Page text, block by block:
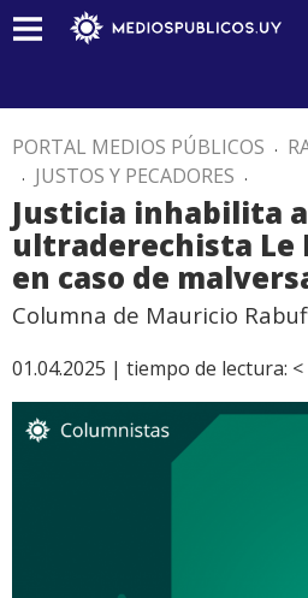
PORTAL MEDIOS PÚBLICOS .
. JUSTOS Y PECADORES .
Justicia inhabilita a
ultraderechista Le
en caso de
Columna de Mauricio
01.04.2025 | tiempo de lectura: <